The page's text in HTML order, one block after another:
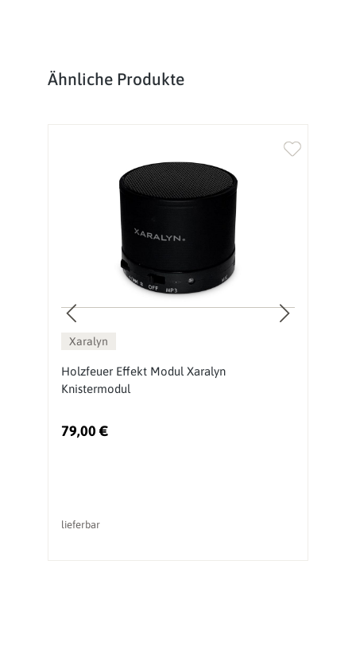
Produktgalerie überspringen
Ähnliche Produkte
Xaralyn
Holzfeuer Effekt Modul Xaralyn
Knistermodul
79,00 €
lieferbar